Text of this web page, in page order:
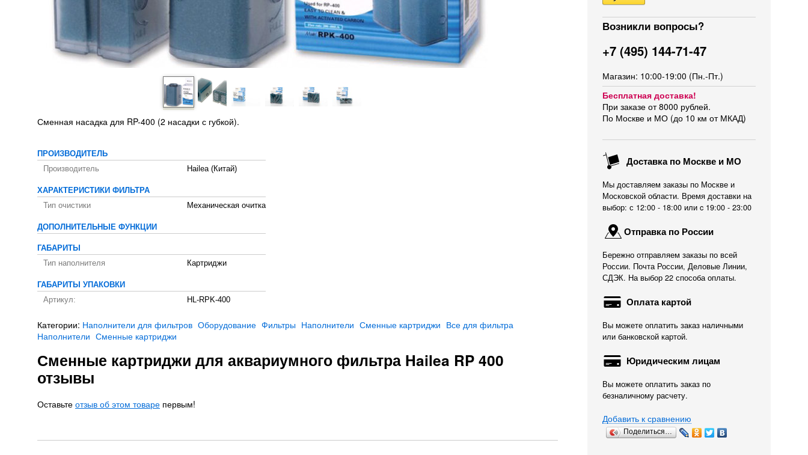
Возникли вопросы?
+7 (495) 144-71-47
Магазин: 10:00-19:00 (Пн.-Пт.)
Бесплатная доставка!
При заказе от 8000 рублей.
По Москве и МО (до 10 км от МКАД)
Доставка по Москве и МО
Мы доставляем заказы по Москве и
Московской области. Время доставки на
выбор: с 12:00 - 18:00 или c 19:00 - 23:00
Отправка по России
Бережно отправляем заказы по всей
России. Почта России, Деловые Линии,
СДЭК. На выбор 22 способа оплаты.
Оплата картой
Вы можете оплатить заказ наличными
или банковской картой.
Юридическим лицам
Вы можете оплатить заказ по
безналичному расчету.
Добавить к сравнению
Поделиться…
Сменная насадка для RP-400 (2 насадки с губкой).
ПРОИЗВОДИТЕЛЬ
Производитель
Hailea (Китай)
ХАРАКТЕРИСТИКИ ФИЛЬТРА
Тип очистики
Механическая очитка
ДОПОЛНИТЕЛЬНЫЕ ФУНКЦИИ
ГАБАРИТЫ
Тип наполнителя
Картриджи
ГАБАРИТЫ УПАКОВКИ
Артикул:
HL-RPK-400
Категории: Наполнители для фильтров Оборудование Фильтры Наполнители Сменные картриджи Все для фильтра
Наполнители Сменные картриджи
Сменные картриджи для аквариумного фильтра Hailea RP 400
отзывы
Оставьте отзыв об этом товаре первым!